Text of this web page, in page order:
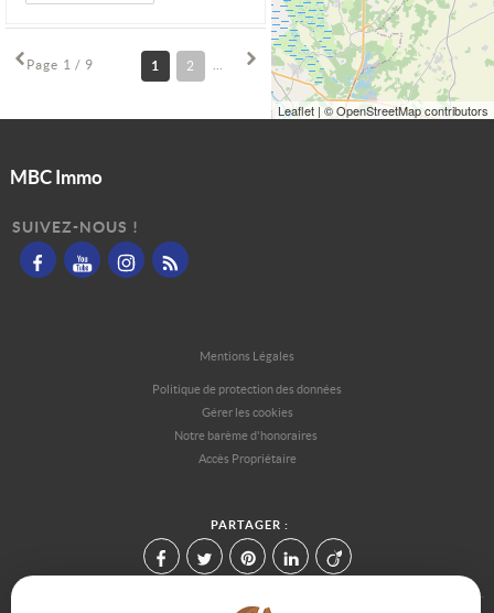
Page 1 / 9 1 2 5 6 7 8 9
MBC Immo
SUIVEZ-NOUS !
Mentions Légales
Politique de protection des données
Gérer les cookies
Notre barème d'honoraires
Accès Propriétaire
PARTAGER :